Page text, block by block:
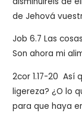
de Jehová
Job 6.7Las
Son ahora mi
2cor 1.17-20Así
ligereza? ¿O lo
para que haya